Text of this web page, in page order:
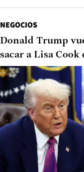
NEGOCIOS
Donald Trump
sacar a Lisa Cook